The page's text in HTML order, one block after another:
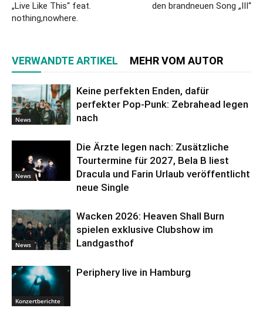
„Live Like This“ feat.
nothing,nowhere.
den brandneuen Song „III“
VERWANDTE ARTIKEL MEHR VOM AUTOR
News
Keine perfekten Enden, dafür
perfekter Pop-Punk: Zebrahead legen
nach
News
Die Ärzte legen nach: Zusätzliche
Tourtermine für 2027, Bela B liest
Dracula und Farin Urlaub veröffentlicht
neue Single
News
Wacken 2026: Heaven Shall Burn
spielen exklusive Clubshow im
Landgasthof
Konzertberichte
Periphery live in Hamburg